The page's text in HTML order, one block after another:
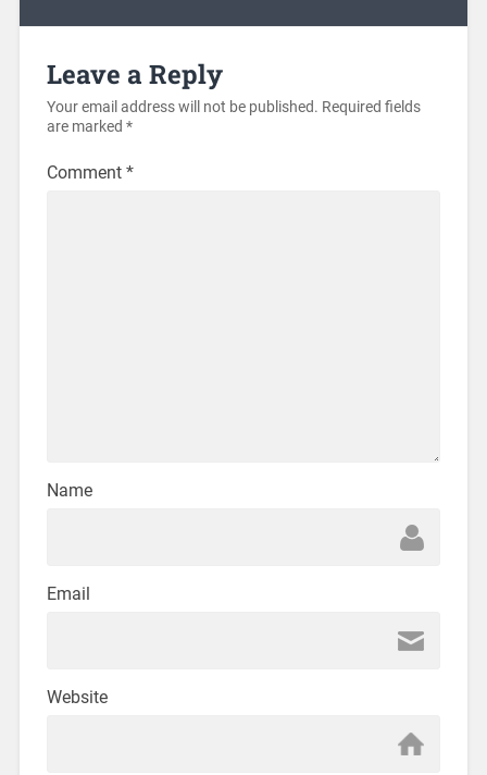
Leave a Reply
Your email address will not be published. Required fields
are marked *
Comment *
Name
Email
Website